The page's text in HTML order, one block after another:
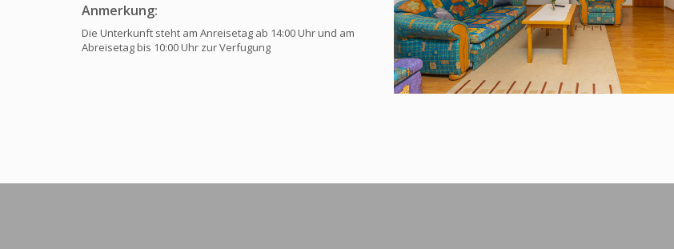
Anmerkung:
Die Unterkunft steht am Anreisetag ab 14:00 Uhr und am
Abreisetag bis 10:00 Uhr zur Verfugung